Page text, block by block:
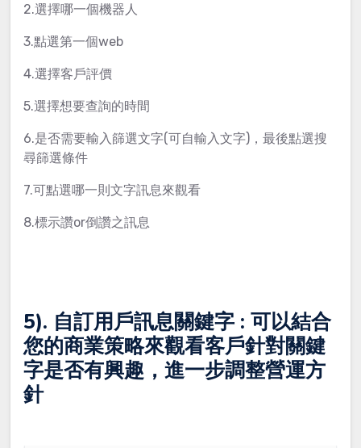
2.選擇哪一個機器人
3.點選第一個web
4.選擇客戶評價
5.選擇想要查詢的時間
6.是否需要輸入篩選文字(可自輸入文字)，最後點選搜
尋篩選條件
7.可點選哪一則文字訊息來觀看
8.標示讚or倒讚之訊息
5). 自訂用戶訊息關鍵字 : 可以結合
您的商業策略來觀看客戶針對關鍵
字是否有興趣，進一步調整營運方
針